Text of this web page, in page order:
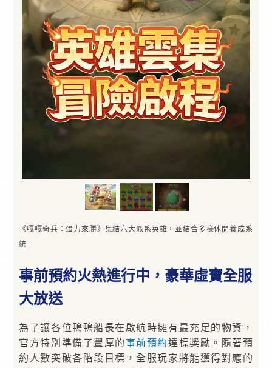
《嘎嘎奇兵：蛋力來勝》集結六大派系英雄，並結合多樣休閒養成系
統
事前預約火熱進行中，豪華虛寶全服
大放送
為了讓各位鴨鴨船長在啟航時擁有最充足的物資，
官方特別準備了豐厚的事前預約達標獎勵。隨著預
約人數突破各階段目標，全服玩家將能獲得對應的